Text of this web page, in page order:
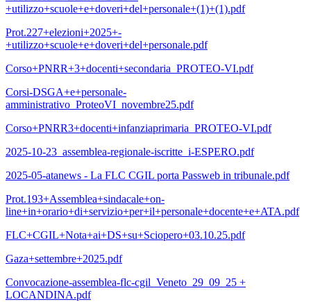
+utilizzo+scuole+e+doveri+del+personale+(1)+(1).pdf
Prot.227+elezioni+2025+-
+utilizzo+scuole+e+doveri+del+personale.pdf
Corso+PNRR+3+docenti+secondaria_PROTEO-VI.pdf
Corsi-DSGA+e+personale-
amministrativo_ProteoVI_novembre25.pdf
Corso+PNRR3+docenti+infanziaprimaria_PROTEO-VI.pdf
2025-10-23_assemblea-regionale-iscritte_i-ESPERO.pdf
2025-05-atanews - La FLC CGIL porta Passweb in tribunale.pdf
Prot.193+Assemblea+sindacale+on-
line+in+orario+di+servizio+per+il+personale+docente+e+ATA.pdf
FLC+CGIL+Nota+ai+DS+su+Sciopero+03.10.25.pdf
Gaza+settembre+2025.pdf
Convocazione-assemblea-flc-cgil_Veneto_29_09_25 +
LOCANDINA.pdf